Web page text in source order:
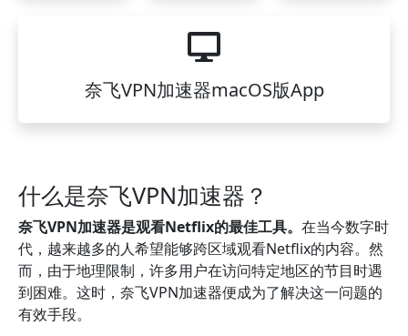
奈飞VPN加速器macOS版App
什么是奈飞VPN加速器？
奈飞VPN加速器是观看Netflix的最佳工具。 在当今数字时
代，越来越多的人希望能够跨区域观看Netflix的内容。然
而，由于地理限制，许多用户在访问特定地区的节目时遇
到困难。这时，奈飞VPN加速器便成为了解决这一问题的
有效手段。